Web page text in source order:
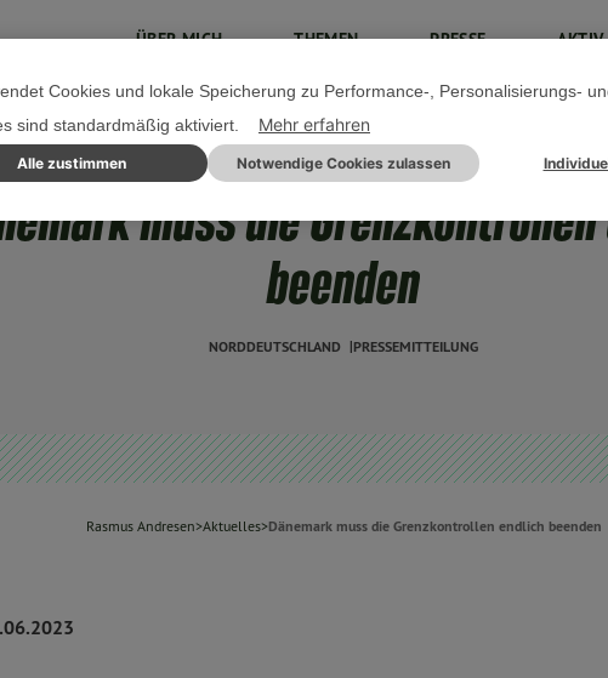
ÜBER MICH THEMEN PRESSE AKTIV
30. JUNI 2023
muss die
beenden
NORDDEUTSCHLAND PRESSEMITTEILUNG
Rasmus Andresen>Aktuelles>Dänemark muss die Grenzkontrollen endlich beenden
Cookies und lokale Speicherung zu Performance-, Personalisierungs-
sind standardmäßig aktiviert.
Mehr erfahren
Alle zustimmen Notwendige Cookies zulassen